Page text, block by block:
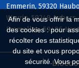
Afin de vous offrir la
des cookies : pour
récolter des
du site et vous
sécurité. Vous
Emmerin, 59320
Wavrin, 59249
Fromelles, 59496